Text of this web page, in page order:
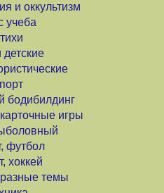
и оккультизм
учеба
детские
бодибилдинг
игры
футбол
хоккей
темы